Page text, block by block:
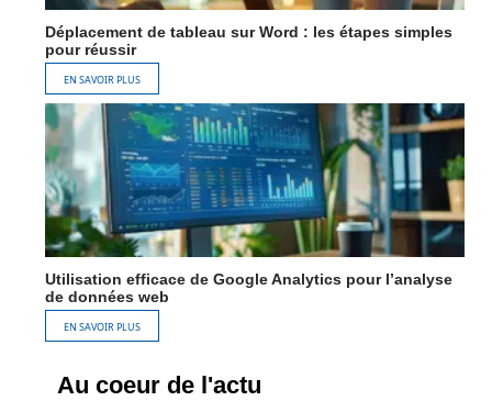
Déplacement de tableau sur Word : les étapes simples
pour réussir
EN SAVOIR PLUS
Utilisation efficace de Google Analytics pour l’analyse
de données web
EN SAVOIR PLUS
Au coeur de l'actu